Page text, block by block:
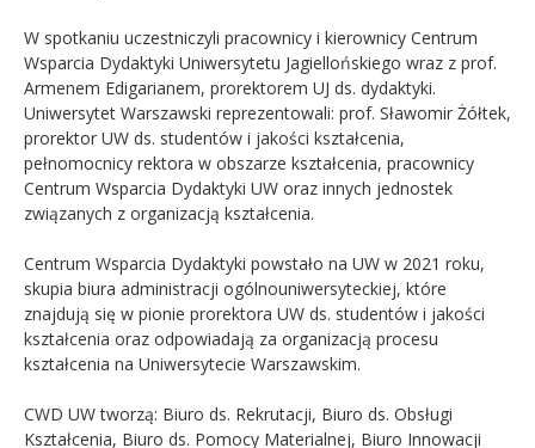
W spotkaniu uczestniczyli pracownicy i kierownicy Centrum
Wsparcia Dydaktyki Uniwersytetu Jagiellońskiego wraz z prof.
Armenem Edigarianem, prorektorem UJ ds. dydaktyki.
Uniwersytet Warszawski reprezentowali: prof. Sławomir Żółtek,
prorektor UW ds. studentów i jakości kształcenia,
pełnomocnicy rektora w obszarze kształcenia, pracownicy
Centrum Wsparcia Dydaktyki UW oraz innych jednostek
związanych z organizacją kształcenia.
Centrum Wsparcia Dydaktyki powstało na UW w 2021 roku,
skupia biura administracji ogólnouniwersyteckiej, które
znajdują się w pionie prorektora UW ds. studentów i jakości
kształcenia oraz odpowiadają za organizacją procesu
kształcenia na Uniwersytecie Warszawskim.
CWD UW tworzą: Biuro ds. Rekrutacji, Biuro ds. Obsługi
Kształcenia, Biuro ds. Pomocy Materialnej, Biuro Innowacji